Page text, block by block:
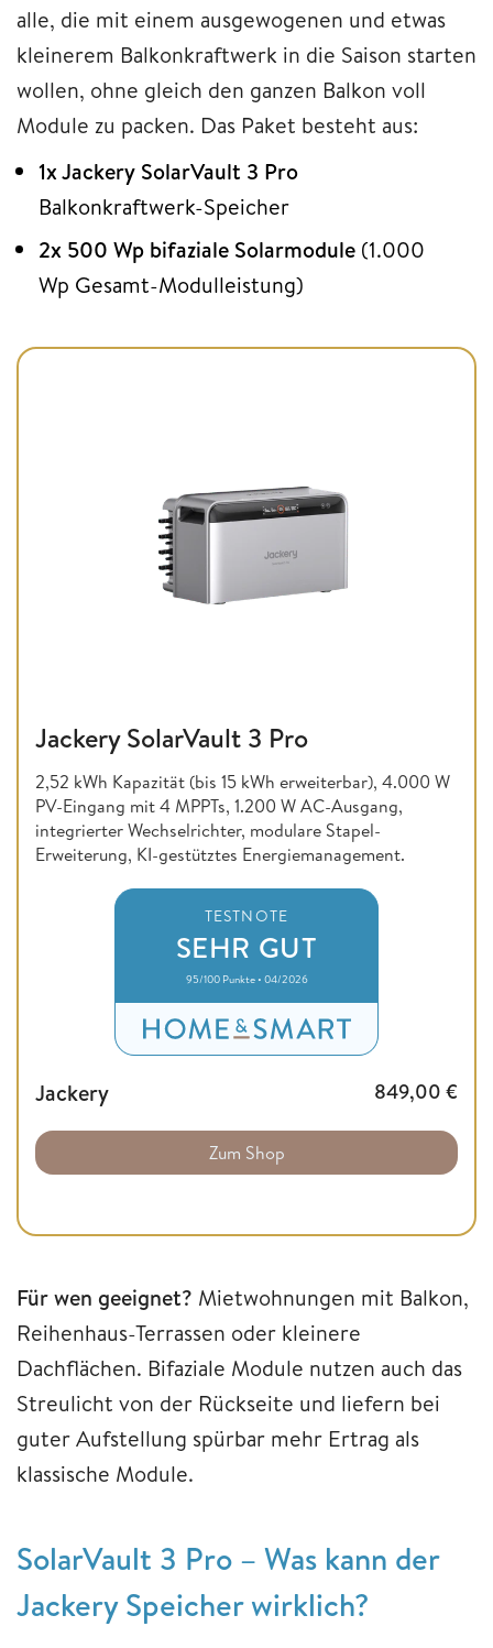
alle, die mit einem ausgewogenen und etwas
kleinerem Balkonkraftwerk in die Saison starten
wollen, ohne gleich den ganzen Balkon voll
Module zu packen. Das Paket besteht aus:
1x Jackery SolarVault 3 Pro
Balkonkraftwerk-Speicher
2x 500 Wp bifaziale Solarmodule (1.000
Wp Gesamt-Modulleistung)
Jackery SolarVault 3 Pro
2,52 kWh Kapazität (bis 15 kWh erweiterbar), 4.000 W
PV-Eingang mit 4 MPPTs, 1.200 W AC-Ausgang,
integrierter Wechselrichter, modulare Stapel-
Erweiterung, KI-gestütztes Energiemanagement.
TESTNOTE
SEHR GUT
95/100 Punkte • 04/2026
Jackery 849,00 €
Zum Shop
Für wen geeignet? Mietwohnungen mit Balkon,
Reihenhaus-Terrassen oder kleinere
Dachflächen. Bifaziale Module nutzen auch das
Streulicht von der Rückseite und liefern bei
guter Aufstellung spürbar mehr Ertrag als
klassische Module.
SolarVault 3 Pro – Was kann der
Jackery Speicher wirklich?